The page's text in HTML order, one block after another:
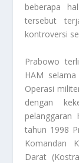
beberapa
tersebut
kontroversi
Prabowo
HAM
Operasi
dengan
pelanggaran
tahun 1998
Komandan
Darat